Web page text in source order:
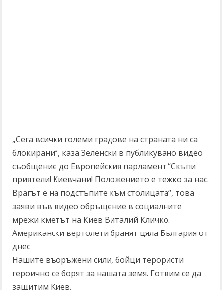
„Сега всички големи градове на страната ни са
блокирани“, каза Зеленски в публикувано видео
съобщение до Европейския парламент.“Скъпи
приятели! Киевчани! Положението е тежко за нас.
Врагът е на подстъпите към столицата“, това
заяви във видео обръщение в социалните
мрежи кметът на Киев Виталий Кличко.
Американски вертолети бранят цяла България от
днес
Нашите въоръжени сили, бойци терористи
героично се борят за нашата земя. Готвим се да
защитим Киев.